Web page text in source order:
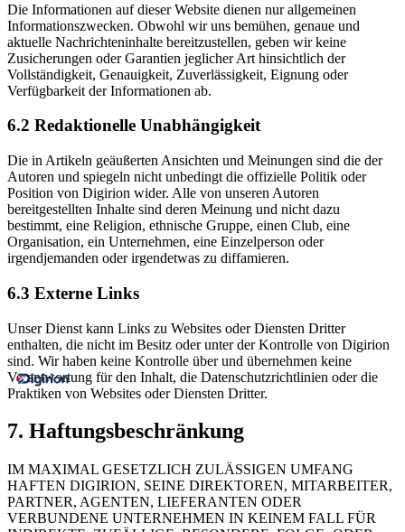
Die Informationen auf dieser Website dienen nur allgemeinen
Informationszwecken. Obwohl wir uns bemühen, genaue und
aktuelle Nachrichteninhalte bereitzustellen, geben wir keine
Zusicherungen oder Garantien jeglicher Art hinsichtlich der
Vollständigkeit, Genauigkeit, Zuverlässigkeit, Eignung oder
Verfügbarkeit der Informationen ab.
6.2 Redaktionelle Unabhängigkeit
Die in Artikeln geäußerten Ansichten und Meinungen sind die der
Autoren und spiegeln nicht unbedingt die offizielle Politik oder
Position von Digirion wider. Alle von unseren Autoren
bereitgestellten Inhalte sind deren Meinung und nicht dazu
bestimmt, eine Religion, ethnische Gruppe, einen Club, eine
Organisation, ein Unternehmen, eine Einzelperson oder
irgendjemanden oder irgendetwas zu diffamieren.
6.3 Externe Links
Unser Dienst kann Links zu Websites oder Diensten Dritter
enthalten, die nicht im Besitz oder unter der Kontrolle von Digirion
sind. Wir haben keine Kontrolle über und übernehmen keine
Verantwortung für den Inhalt, die Datenschutzrichtlinien oder die
Praktiken von Websites oder Diensten Dritter.
7. Haftungsbeschränkung
IM MAXIMAL GESETZLICH ZULÄSSIGEN UMFANG
HAFTEN DIGIRION, SEINE DIREKTOREN, MITARBEITER,
PARTNER, AGENTEN, LIEFERANTEN ODER
VERBUNDENE UNTERNEHMEN IN KEINEM FALL FÜR